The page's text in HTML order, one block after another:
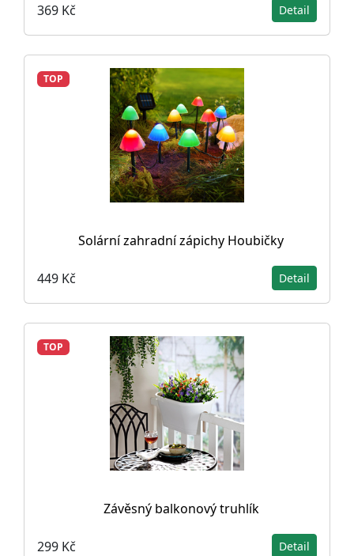
369 Kč Detail
TOP
Solární zahradní zápichy Houbičky
449 Kč Detail
TOP
Závěsný balkonový truhlík
299 Kč Detail